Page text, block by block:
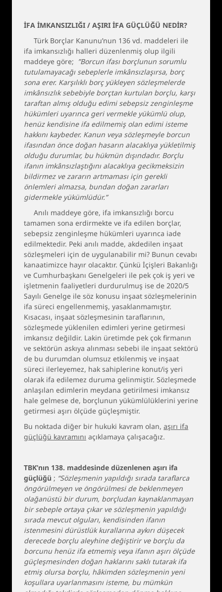
İFA İMKANSIZLIĞI / AŞIRI İFA GÜÇLÜĞÜ NEDİR?
Türk Borçlar Kanunu’nun 136 vd. maddeleri ile
ifa imkansızlığı halleri düzenlenmiş olup ilgili
maddeye göre; ”Borcun ifası borçlunun sorumlu
tutulamayacağı sebeplerle imkânsızlaşırsa, borç
sona erer. Karşılıklı borç yükleyen sözleşmelerde
imkânsızlık sebebiyle borçtan kurtulan borçlu, karşı
taraftan almış olduğu edimi sebepsiz zenginleşme
hükümleri uyarınca geri vermekle yükümlü olup,
henüz kendisine ifa edilmemiş olan edimi isteme
hakkını kaybeder. Kanun veya sözleşmeyle borcun
ifasından önce doğan hasarın alacaklıya yükletilmiş
olduğu durumlar, bu hükmün dışındadır. Borçlu
ifanın imkânsızlaştığını alacaklıya gecikmeksizin
bildirmez ve zararın artmaması için gerekli
önlemleri almazsa, bundan doğan zararları
gidermekle yükümlüdür.”
Anılı maddeye göre, ifa imkansızlığı borcu
tamamen sona erdirmekte ve ifa edilen borçlar,
sebepsiz zenginleşme hükümleri uyarınca iade
edilmektedir. Peki anılı madde, akdedilen inşaat
sözleşmeleri için de uygulanabilir mi? Bunun cevabı
kanaatimizce hayır olacaktır. Çünkü İçişleri Bakanlığı
ve Cumhurbaşkanı Genelgeleri ile pek çok iş yeri ve
işletmenin faaliyetleri durdurulmuş ise de 2020/5
Sayılı Genelge ile söz konusu inşaat sözleşmelerinin
ifa süreci engellenmemiş, yasaklanmamıştır.
Kısacası, inşaat sözleşmesinin taraflarının,
sözleşmede yüklenilen edimleri yerine getirmesi
imkansız değildir. Lakin üretimde pek çok firmanın
ve sektörün askıya alınması sebebi ile inşaat sektörü
de bu durumdan olumsuz etkilenmiş ve inşaat
süreci ilerleyemez, hak sahiplerine konut/iş yeri
olarak ifa edilemez duruma gelinmiştir. Sözleşmede
anlaşılan edimlerin meydana getirilmesi imkansız
hale gelmese de, borçlunun yükümlülüklerini yerine
getirmesi aşırı ölçüde güçleşmiştir.
Bu noktada diğer bir hukuki kavram olan, aşırı ifa
güçlüğü kavramını açıklamaya çalışacağız.
TBK’nın 138. maddesinde düzenlenen aşırı ifa
güçlüğü ; “Sözleşmenin yapıldığı sırada taraflarca
öngörülmeyen ve öngörülmesi de beklenmeyen
olağanüstü bir durum, borçludan kaynaklanmayan
bir sebeple ortaya çıkar ve sözleşmenin yapıldığı
sırada mevcut olguları, kendisinden ifanın
istenmesini dürüstlük kurallarına aykırı düşecek
derecede borçlu aleyhine değiştirir ve borçlu da
borcunu henüz ifa etmemiş veya ifanın aşırı ölçüde
güçleşmesinden doğan haklarını saklı tutarak ifa
etmiş olursa borçlu, hâkimden sözleşmenin yeni
koşullara uyarlanmasını isteme, bu mümkün